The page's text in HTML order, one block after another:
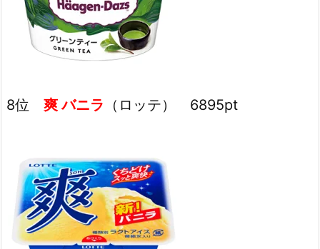
8位 爽 バニラ （ロッテ） 6895pt